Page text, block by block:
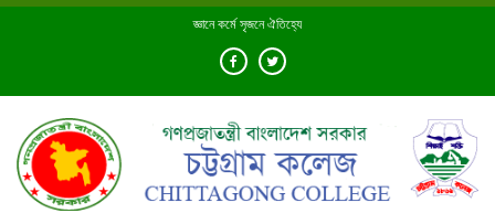
Skip
জ্ঞানে কর্মে সৃজনে ঐতিহ্যে